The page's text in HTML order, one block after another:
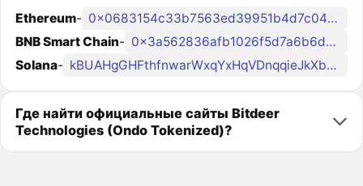
Ethereum-
0x0683154c33b7563ed39951b4d7c0470ea28d93e9
BNB Smart Chain-
0x3a562836afb1026f5d7a6b6da1125d27fdfee372
Solana- kBUAHgGHFthfnwarWxqYxHqVDnqqieJkXb6kvroondo
Где найти официальные сайты Bitdeer
Technologies (Ondo Tokenized)?